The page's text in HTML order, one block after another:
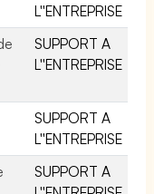
L''ENTREPRISE
SUPPORT A
L''ENTREPRISE
SUPPORT A
L''ENTREPRISE
SUPPORT A